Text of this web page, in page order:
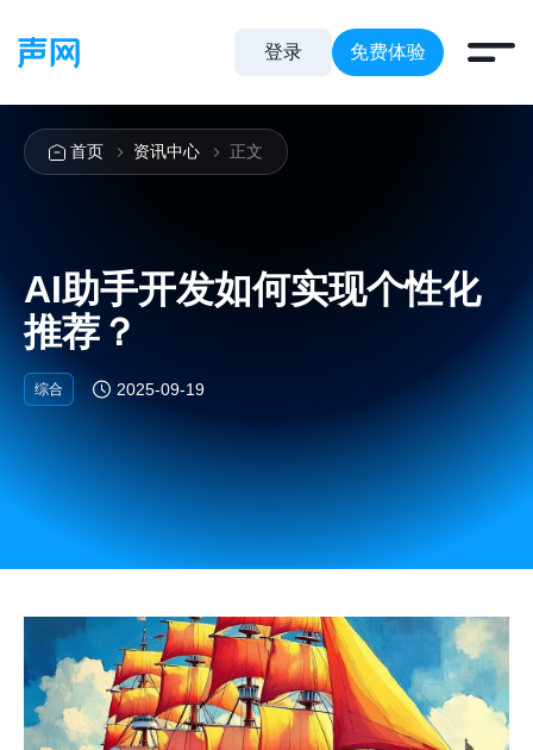
登录 免费体验
首页 资讯中心 正文
AI助手开发如何实现个性化
推荐？
综合 2025-09-19